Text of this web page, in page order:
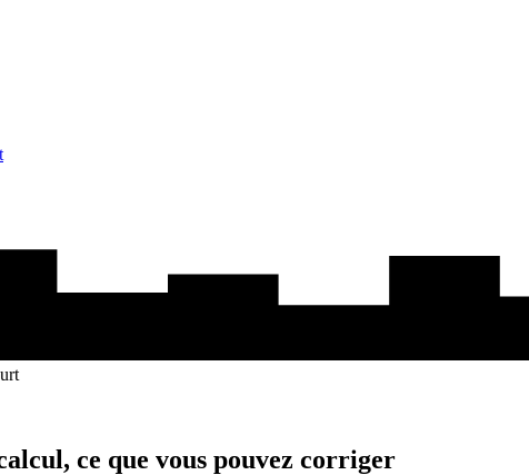
ce que vous pouvez corriger